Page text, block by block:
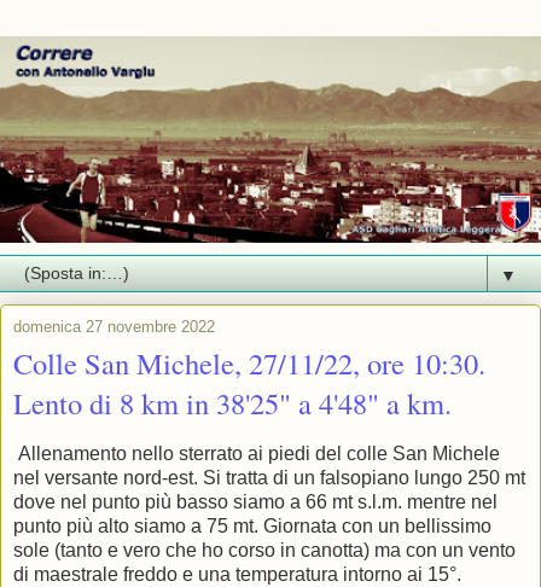
▼
domenica 27 novembre 2022
Colle San Michele, 27/11/22, ore 10:30.
Lento di 8 km in 38'25" a 4'48" a km.
Allenamento nello sterrato ai piedi del colle San Michele
nel versante nord-est. Si tratta di un falsopiano lungo 250 mt
dove nel punto più basso siamo a 66 mt s.l.m. mentre nel
punto più alto siamo a 75 mt. Giornata con un bellissimo
sole (tanto e vero che ho corso in canotta) ma con un vento
di maestrale freddo e una temperatura intorno ai 15°.